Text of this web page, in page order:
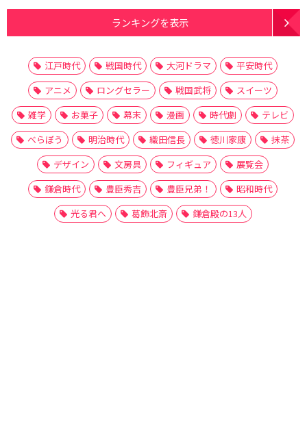
ランキングを表示
江戸時代 戦国時代 大河ドラマ
平安時代
アニメ
ロングセラー 戦国武将
スイーツ
雑学
お菓子 幕末 漫画 時代劇
テレビ
べらぼう
明治時代 織田信長 徳川家康
抹茶
デザイン
文房具 フィギュア
展覧会
鎌倉時代
豊臣秀吉 豊臣兄弟！
昭和時代
光る君へ
葛飾北斎 鎌倉殿の13人